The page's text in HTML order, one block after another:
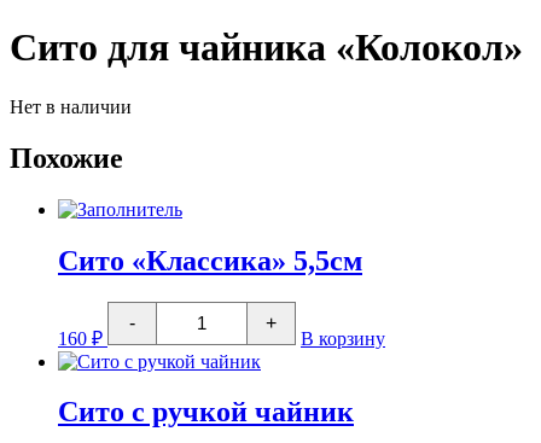
Сито для чайника «Колокол»
Нет в наличии
Похожие
Сито «Классика» 5,5см
160 ₽
-
Количество
товара
Сито
"Классика"
+
В корзину
Сито с ручкой чайник